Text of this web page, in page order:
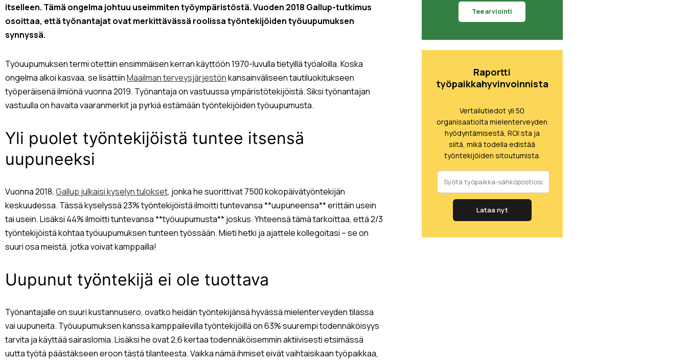
itselleen. Tämä ongelma johtuu useimmiten työympäristöstä. Vuoden 2018 Gallup-tutkimus
osoittaa, että työnantajat ovat merkittävässä roolissa työntekijöiden työuupumuksen
synnyssä.
Työuupumuksen termi otettiin ensimmäisen kerran käyttöön 1970-luvulla tietyillä työaloilla. Koska
ongelma alkoi kasvaa, se lisättiinMaailman terveysjärjestönkansainväliseen tautiluokitukseen
työperäisenä ilmiönä vuonna 2019. Työnantaja on vastuussa ympäristötekijöistä. Siksi työnantajan
vastuulla on havaita vaaranmerkit ja pyrkiä estämään työntekijöiden työuupumusta.
Yli puolet työntekijöistä tuntee itsensä
uupuneeksi
Vuonna 2018, Gallup julkaisi kyselyn tulokset, jonka he suorittivat 7500 kokopäivätyöntekijän
keskuudessa. Tässä kyselyssä 23% työntekijöistä ilmoitti tuntevansa **uupuneensa** erittäin usein
tai usein. Lisäksi 44% ilmoitti tuntevansa **työuupumusta** joskus. Yhteensä tämä tarkoittaa, että 2/3
työntekijöistä kohtaa työuupumuksen tunteen työssään. Mieti hetki ja ajattele kollegoitasi – se on
suuri osa meistä, jotka voivat kamppailla!
Uupunut työntekijä ei ole tuottava
Työnantajalle on suuri kustannusero, ovatko heidän työntekijänsä hyvässä mielenterveyden tilassa
vai uupuneita. Työuupumuksen kanssa kamppailevilla työntekijöillä on 63% suurempi todennäköisyys
tarvita ja käyttää sairaslomia. Lisäksi he ovat 2,6 kertaa todennäköisemmin aktiivisesti etsimässä
uutta työtä päästäkseen eroon tästä tilanteesta. Vaikka nämä ihmiset eivät vaihtaisikaan työpaikkaa,
Tee arviointi
Raportti
työpaikkahyvinvoinnista
Vertailutiedot yli 50
organisaatiolta mielenterveyden
hyödyntämisestä, ROI:sta ja
siitä, mikä todella edistää
työntekijöiden sitoutumista.
Lataa nyt